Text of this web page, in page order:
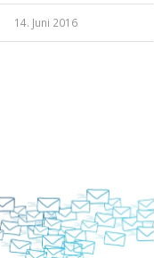
14. Juni 2016